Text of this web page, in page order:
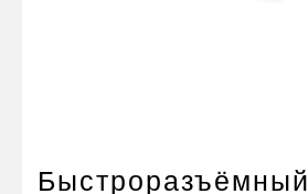
Оснащение прицепов
Быстроразъёмный